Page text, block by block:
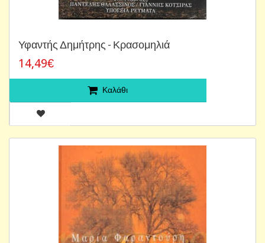
Υφαντής Δημήτρης - Κρασομηλιά
14,49€
Καλάθι